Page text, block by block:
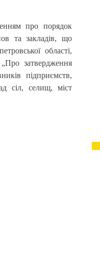
про порядок
та закладів, що
області,
затвердження
підприємств,
сіл, селищ, міст